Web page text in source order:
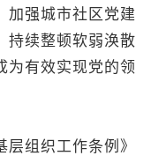
加强城市社区党建
持续整顿软弱涣散
为有效实现党的领
组织工作条例》